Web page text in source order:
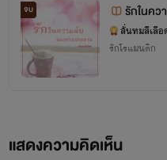
จบ รักในคว
ลั่นทมสีเลือ
รักโรแมนติก
แสดงความคิดเห็น